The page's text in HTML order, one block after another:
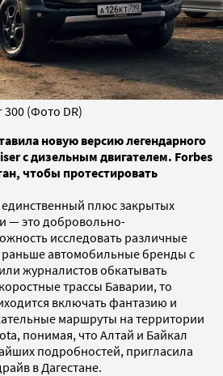
(Фото DR)
новую версию легендарного
с дизельным двигателем. Forbes
чтобы протестировать
плюс закрытых
— это добровольно-
исследовать различные
автомобильные бренды с
журналистов обкатывать
трассы Баварии, то
включать фантазию и
маршруты на территории
понимая, что Алтай и Байкал
подробностей, пригласила
в Дагестане.